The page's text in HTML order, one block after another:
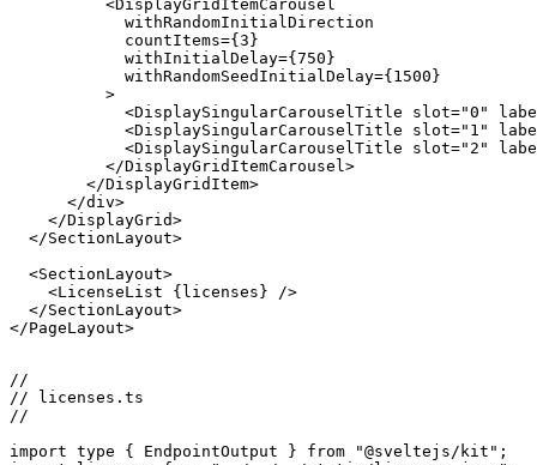
<PageLayout>
  <SectionLayout>
    <DisplayGrid slot="header" variant="2/1">
      <div class="col-span-2">
        <DisplayGridItem>
          <DisplayGridItemCarousel
            withRandomInitialDirection
            countItems={3}
            withInitialDelay={750}
            withRandomSeedInitialDelay={1500}
          >
<DisplaySingularCarouselTitle slot="0"
<DisplaySingularCarouselTitle slot="1"
<DisplaySingularCarouselTitle slot="2"
          </DisplayGridItemCarousel>
        </DisplayGridItem>
      </div>
    </DisplayGrid>
  </SectionLayout>
  <SectionLayout>
    <LicenseList {licenses} />
  </SectionLayout>
</PageLayout>